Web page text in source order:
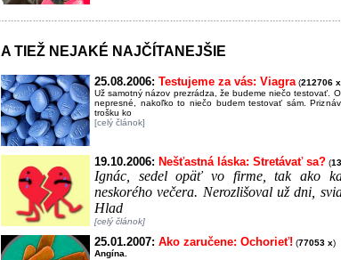
A TIEŽ NEJAKÉ NAJČÍTANEJŠIE
25.08.2006: Testujeme za vás: Viagra (212706 x
Už samotný názov prezrádza, že budeme niečo testovať.
nepresné, nakoľko to niečo budem testovať sám.
trošku ko
[celý článok]
19.10.2006: Nešťastná láska: Stretávať sa? (
Ignác, sedel opäť vo firme, tak ako
neskorého večera. Nerozlišoval už dni,
Hlad
[celý článok]
25.01.2007: Ako zaručene: Ochorieť! (77053 x)
Angína.